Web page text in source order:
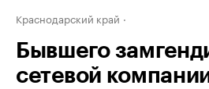
Краснодарский край
Бывшего
сетевой